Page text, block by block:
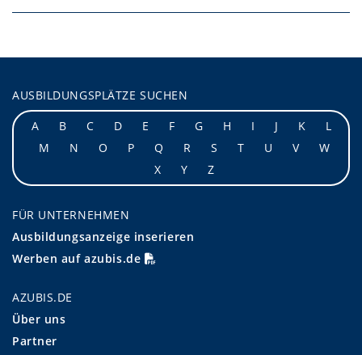
AUSBILDUNGSPLÄTZE SUCHEN
A
B C D E F G H I J K
L
M
N O P Q R S T U V
W
X
Y Z
FÜR UNTERNEHMEN
Ausbildungsanzeige inserieren
Werben auf azubis.de
AZUBIS.DE
Über uns
Partner